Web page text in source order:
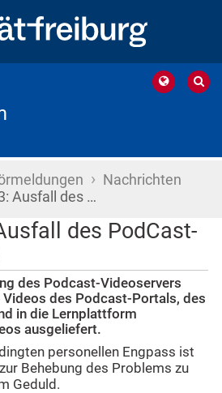
› Nachrichten
Ausfall des …
des PodCast-
des Podcast-Videoservers
des Podcast-Portals, des
in die Lernplattform
ausgeliefert.
personellen Engpass ist
Behebung des Problems zu
Geduld.